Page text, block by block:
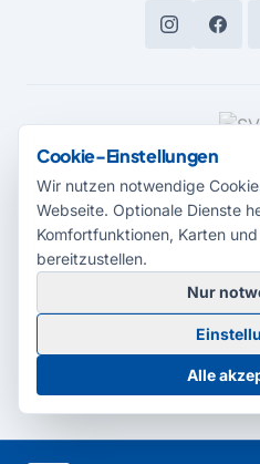
MEDIENPARTNER
© 2026 Radio Potsdam. Webseite
Barrierefreiheitserklärung
Cookie-
Cookie-Einstellungen
Wir nutzen notwendige
Webseite. Optionale Dienste
Komfortfunktionen, Karten
bereitzustellen.
Nur
Alle